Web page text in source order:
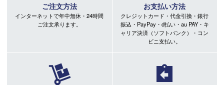
ご注文方法
インターネットで年中無休・24時間
ご注文承ります。
お支払い方法
クレジットカード・代金引換・銀行
振込・PayPay・d払い・au PAY・キ
ャリア決済（ソフトバンク）・コン
ビニ支払い。